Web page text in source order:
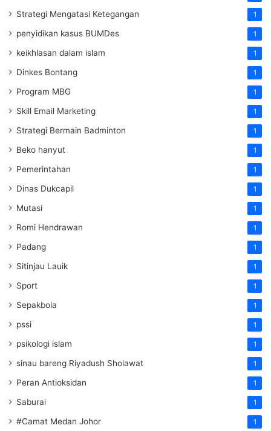
Strategi Mengatasi Ketegangan 1
penyidikan kasus BUMDes 1
keikhlasan dalam islam 1
Dinkes Bontang 1
Program MBG 1
Skill Email Marketing 1
Strategi Bermain Badminton 1
Beko hanyut 1
Pemerintahan 1
Dinas Dukcapil 1
Mutasi 1
Romi Hendrawan 1
Padang 1
Sitinjau Lauik 1
Sport 1
Sepakbola 1
pssi 1
psikologi islam 1
sinau bareng Riyadush Sholawat 1
Peran Antioksidan 1
Saburai 1
#Camat Medan Johor 1